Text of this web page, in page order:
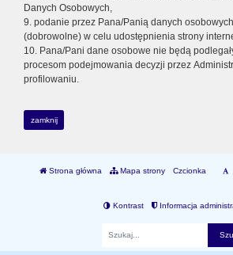
Danych Osobowych,
9. podanie przez Pana/Panią danych
(dobrowolne) w celu udostępnienia strony
10. Pana/Pani dane osobowe nie będą
procesom podejmowania decyzji przez
profilowaniu.
zamknij
Strona główna Mapa strony Czcionka
Kontrast Informacja